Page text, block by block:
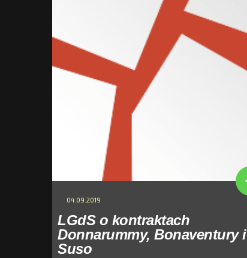
04.09.2019
LGdS o kontraktach
Donnarummy, Bonaventury i
Suso